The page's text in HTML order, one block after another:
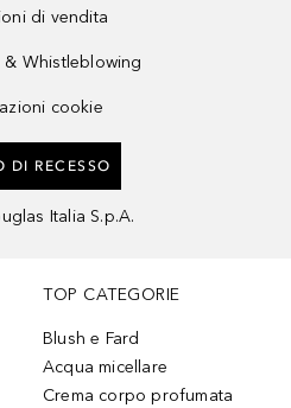
di vendita
& Whistleblowing
cookie
DI RECESSO
Italia S.p.A.
TOP CATEGORIE
Blush e Fard
Acqua micellare
Crema corpo profumata